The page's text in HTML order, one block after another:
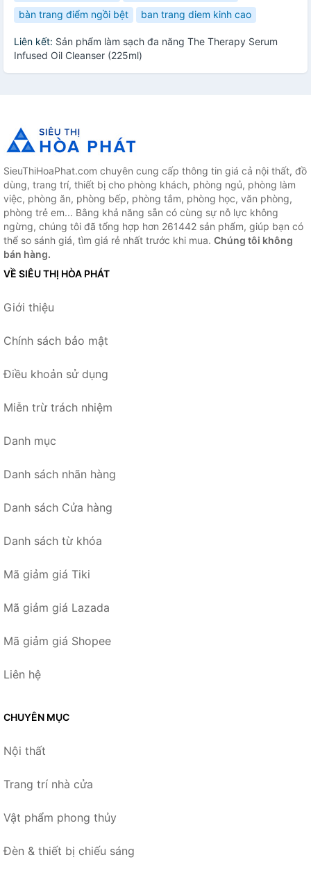
bàn trang điểm ngồi bệt
ban trang diem kinh cao
Liên kết: Sản phẩm làm sạch đa năng The Therapy Serum
Infused Oil Cleanser (225ml)
SieuThiHoaPhat.com chuyên cung cấp thông tin giá cả nội thất, đồ
dùng, trang trí, thiết bị cho phòng khách, phòng ngủ, phòng làm
việc, phòng ăn, phòng bếp, phòng tắm, phòng học, văn phòng,
phòng trẻ em... Bằng khả năng sẵn có cùng sự nỗ lực không
ngừng, chúng tôi đã tổng hợp hơn 261442 sản phẩm, giúp bạn có
thể so sánh giá, tìm giá rẻ nhất trước khi mua. Chúng tôi không
bán hàng.
VỀ SIÊU THỊ HÒA PHÁT
Giới thiệu
Chính sách bảo mật
Điều khoản sử dụng
Miễn trừ trách nhiệm
Danh mục
Danh sách nhãn hàng
Danh sách Cửa hàng
Danh sách từ khóa
Mã giảm giá Tiki
Mã giảm giá Lazada
Mã giảm giá Shopee
Liên hệ
CHUYÊN MỤC
Nội thất
Trang trí nhà cửa
Vật phẩm phong thủy
Đèn & thiết bị chiếu sáng